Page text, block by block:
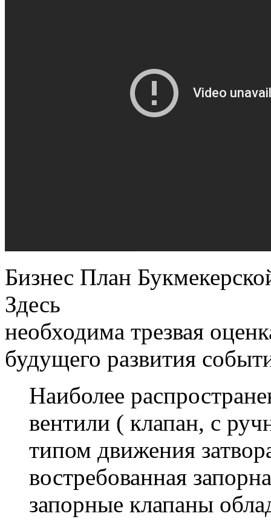
Бизнес План
Здесь
необходима трезвая
будущего развития
Наиболее
вентили ( клапан, с
типом движения
востребованная
запорные клапаны